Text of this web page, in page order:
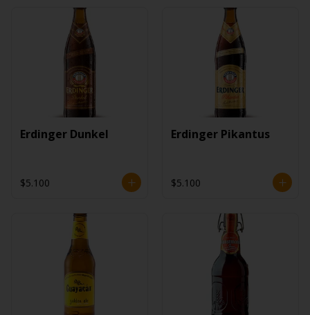
Erdinger Dunkel
$5.100
Erdinger Pikantus
$5.100